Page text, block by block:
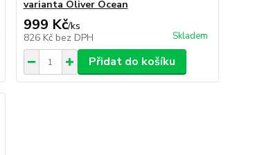
varianta Oliver Ocean
999 Kč/ks
826 Kč bez DPH Skladem
Přidat do košíku